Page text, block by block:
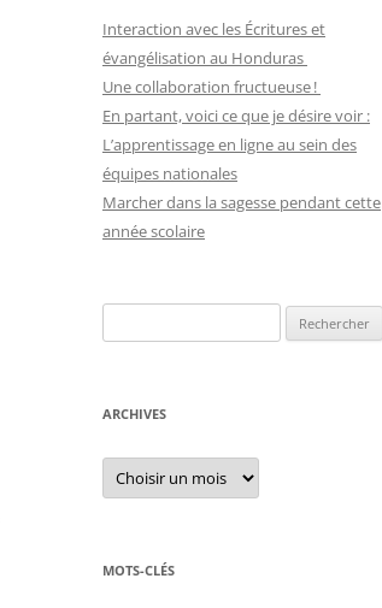
Interaction avec les Écritures et
évangélisation au Honduras
Une collaboration fructueuse !
En partant, voici ce que je désire voir :
L’apprentissage en ligne au sein des
équipes nationales
Marcher dans la sagesse pendant cette
année scolaire
pour :
ARCHIVES
Archives
MOTS-CLÉS